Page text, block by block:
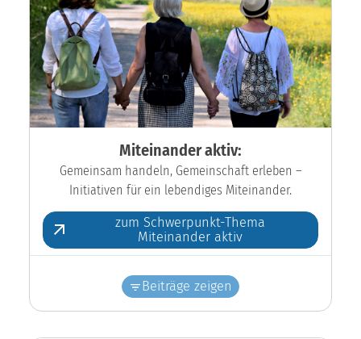
Miteinander aktiv:
Gemeinsam handeln, Gemeinschaft erleben –
Initiativen für ein lebendiges Miteinander.
zum Schwerpunkt-Thema
Miteinander aktiv
Beiträge zeigen